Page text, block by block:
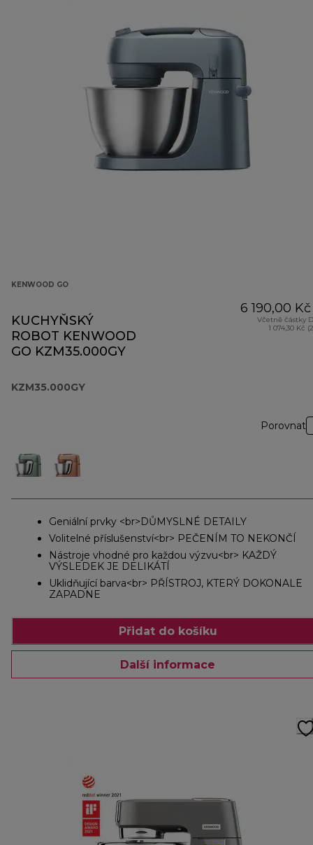
KENWOOD GO
KUCHYŇSKÝ
ROBOT KENWOOD
GO KZM35.000GY
KZM35.000GY
6 190,00 Kč
Včetně částky
1 074,30 Kč
Porovnat
Geniální prvky <br>DŮMYSLNÉ DETAILY
Volitelné příslušenství<br> PEČENÍM TO NEKONČÍ
Nástroje vhodné pro každou výzvu<br> KAŽDÝ
VÝSLEDEK JE DELIKÁTÍ
Uklidňující barva<br> PŘÍSTROJ, KTERÝ DOKONALE
ZAPADNE
Přidat do košíku
Další informace